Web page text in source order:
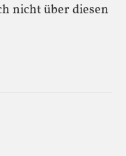
nicht über diesen